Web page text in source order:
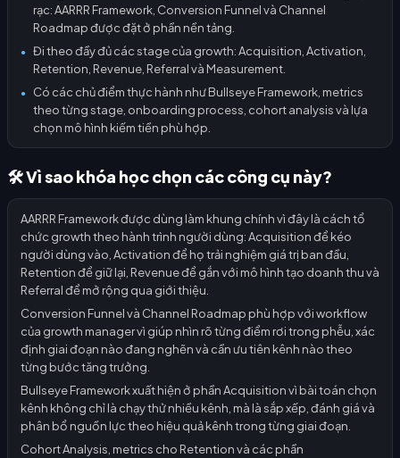
rạc: AARRR Framework, Conversion Funnel và Channel
Roadmap được đặt ở phần nền tảng.
●
Đi theo đầy đủ các stage của growth: Acquisition, Activation,
Retention, Revenue, Referral và Measurement.
●
Có các chủ điểm thực hành như Bullseye Framework, metrics
theo từng stage, onboarding process, cohort analysis và lựa
chọn mô hình kiếm tiền phù hợp.
🛠️ Vì sao khóa học chọn các công cụ này?
AARRR Framework được dùng làm khung chính vì đây là cách tổ
chức growth theo hành trình người dùng: Acquisition để kéo
người dùng vào, Activation để họ trải nghiệm giá trị ban đầu,
Retention để giữ lại, Revenue để gắn với mô hình tạo doanh thu và
Referral để mở rộng qua giới thiệu.
Conversion Funnel và Channel Roadmap phù hợp với workflow
của growth manager vì giúp nhìn rõ từng điểm rơi trong phễu, xác
định giai đoạn nào đang nghẽn và cần ưu tiên kênh nào theo
từng bước tăng trưởng.
Bullseye Framework xuất hiện ở phần Acquisition vì bài toán chọn
kênh không chỉ là chạy thử nhiều kênh, mà là sắp xếp, đánh giá và
phân bổ nguồn lực theo hiệu quả kênh trong từng giai đoạn.
Cohort Analysis, metrics cho Retention và các phần